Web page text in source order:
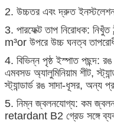
2. উচ্চতর এবং দ্রুত
3. পারফেক্ট তাপ নিরোধক:
m³or উপরে উচ্চ ঘনত্ব
4. বিভিন্ন পৃষ্ঠ ইস্পাত পছন্দ:
এমবসড অ্যালুমিনিয়াম শীট,
স্ট্যান্ডার্ড রঙ সাদা-ধূসর, অন্য
5. নিম্ন জ্বলনযোগ্য: কম
retardant B2 গ্রেড সঙ্গে